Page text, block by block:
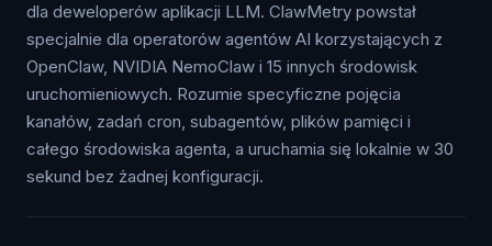
dla deweloperów aplikacji LLM. ClawMetry powstał
specjalnie dla operatorów agentów AI korzystających z
OpenClaw, NVIDIA NemoClaw i 15 innych środowisk
uruchomieniowych. Rozumie specyficzne pojęcia
kanałów, zadań cron, subagentów, plików pamięci i
całego środowiska agenta, a uruchamia się lokalnie w 30
sekund bez żadnej konfiguracji.